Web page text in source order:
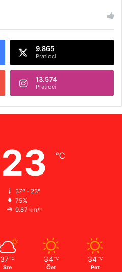
9.865
Pratioci
13.574
Pratioci
23 ℃
37º - 23º
75%
0.87 km/h
37 ℃
Sre
34 ℃
Čet
34 ℃
Pet